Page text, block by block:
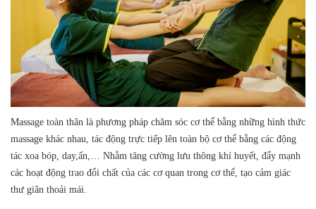
Massage toàn thân là phương pháp chăm sóc cơ thể bằng những hình thức
massage khác nhau, tác động trực tiếp lên toàn bộ cơ thể bằng các động
tác xoa bóp, day,ấn,… Nhằm tăng cường lưu thông khí huyết, đẩy mạnh
các hoạt động trao đổi chất của các cơ quan trong cơ thể, tạo cảm giác
thư giãn thoải mái.